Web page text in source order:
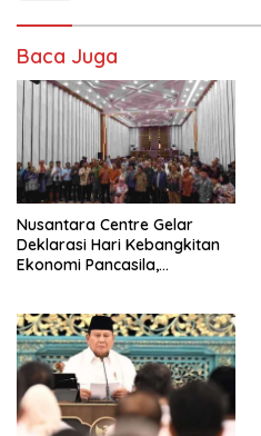
Baca Juga
Nusantara Centre Gelar
Deklarasi Hari Kebangkitan
Ekonomi Pancasila,
Penjajahan (Pergolakan
Ekonomi Politik Indonesia) &
Simposium Nasional “Urgensi
Undang-Undang
Perekonomian Nasional dan
Kesejahteraan Sosial dalam